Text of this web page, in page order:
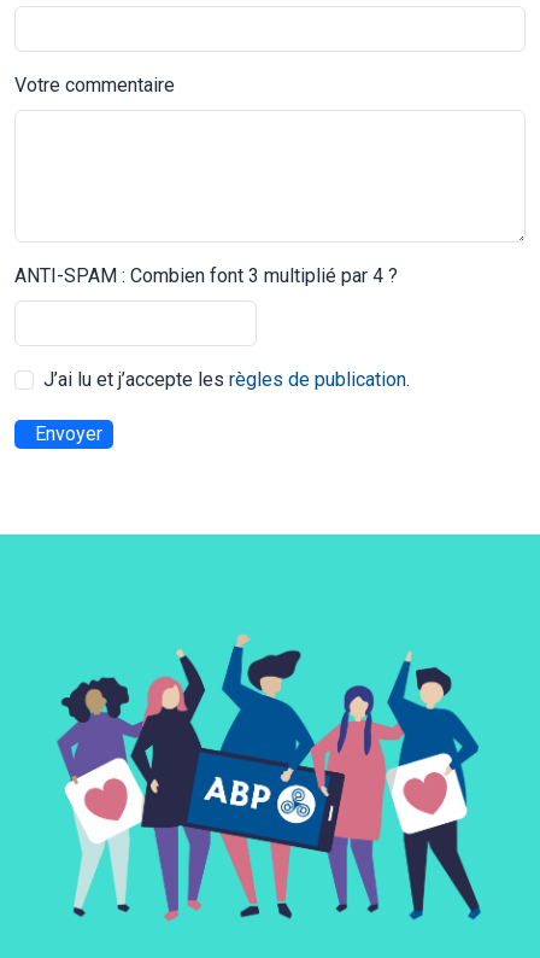
Votre commentaire
ANTI-SPAM : Combien font 3 multiplié par 4 ?
J’ai lu et j’accepte les règles de publication.
Envoyer